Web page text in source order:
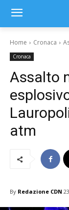
Home Cronaca
Cronaca
Assalto
atm
By Redazione CDN